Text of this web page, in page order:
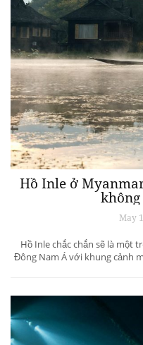
Hồ Inle ở
May
Hồ Inle chắc chắn sẽ là một
Đông Nam Á với khung cảnh